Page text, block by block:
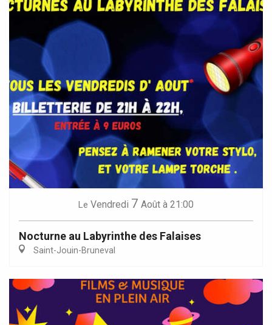
Le Vendredi 7 Août à 21:00
Nocturne au Labyrinthe des Falaises
Saint-Jouin-Bruneval